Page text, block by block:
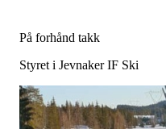
På forhånd takk
Styret i Jevnaker IF Ski